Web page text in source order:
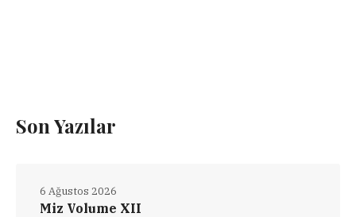
Son Yazılar
Miz Volume XII
6 Ağustos 2026